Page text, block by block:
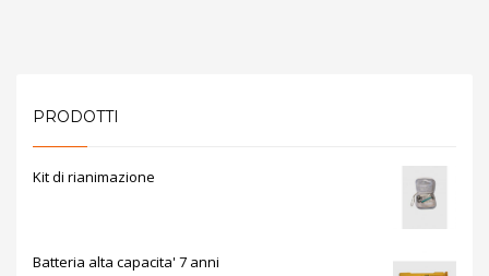
PRODOTTI
Kit di rianimazione
Batteria alta capacita' 7 anni